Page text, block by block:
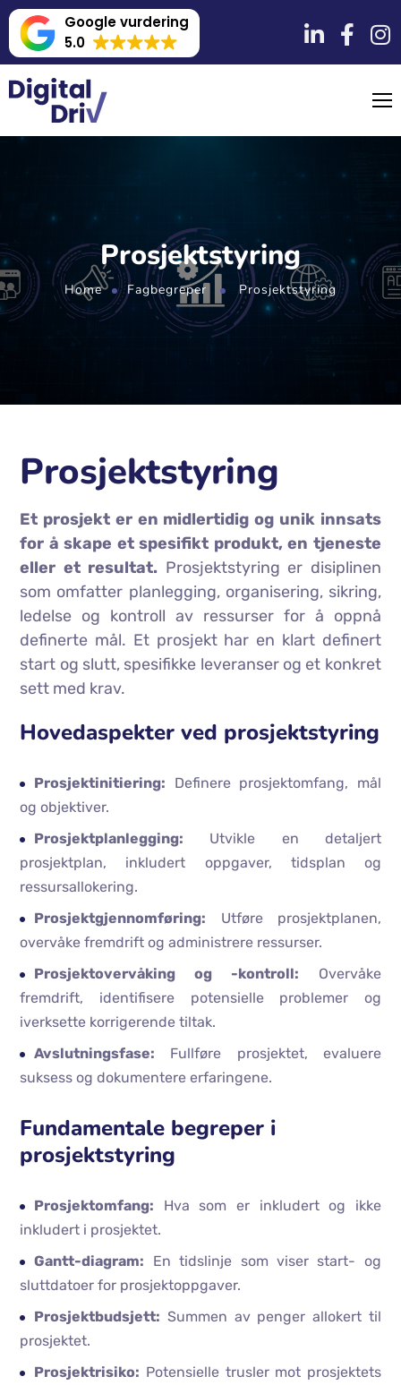
Google vurdering
5.0
Prosjektstyring
Home Fagbegreper Prosjektstyring
Prosjektstyring
Et prosjekt er en midlertidig og unik innsats
for å skape et spesifikt produkt, en tjeneste
eller et resultat. Prosjektstyring er disiplinen
som omfatter planlegging, organisering, sikring,
ledelse og kontroll av ressurser for å oppnå
definerte mål. Et prosjekt har en klart definert
start og slutt, spesifikke leveranser og et konkret
sett med krav.
Hovedaspekter ved prosjektstyring
Prosjektinitiering: Definere prosjektomfang, mål
og objektiver.
Prosjektplanlegging: Utvikle en detaljert
prosjektplan, inkludert oppgaver, tidsplan og
ressursallokering.
Prosjektgjennomføring: Utføre prosjektplanen,
overvåke fremdrift og administrere ressurser.
Prosjektovervåking og -kontroll: Overvåke
fremdrift, identifisere potensielle problemer og
iverksette korrigerende tiltak.
Avslutningsfase: Fullføre prosjektet, evaluere
suksess og dokumentere erfaringene.
Fundamentale begreper i
prosjektstyring
Prosjektomfang: Hva som er inkludert og ikke
inkludert i prosjektet.
Gantt-diagram: En tidslinje som viser start- og
sluttdatoer for prosjektoppgaver.
Prosjektbudsjett: Summen av penger allokert til
prosjektet.
Prosjektrisiko: Potensielle trusler mot prosjektets